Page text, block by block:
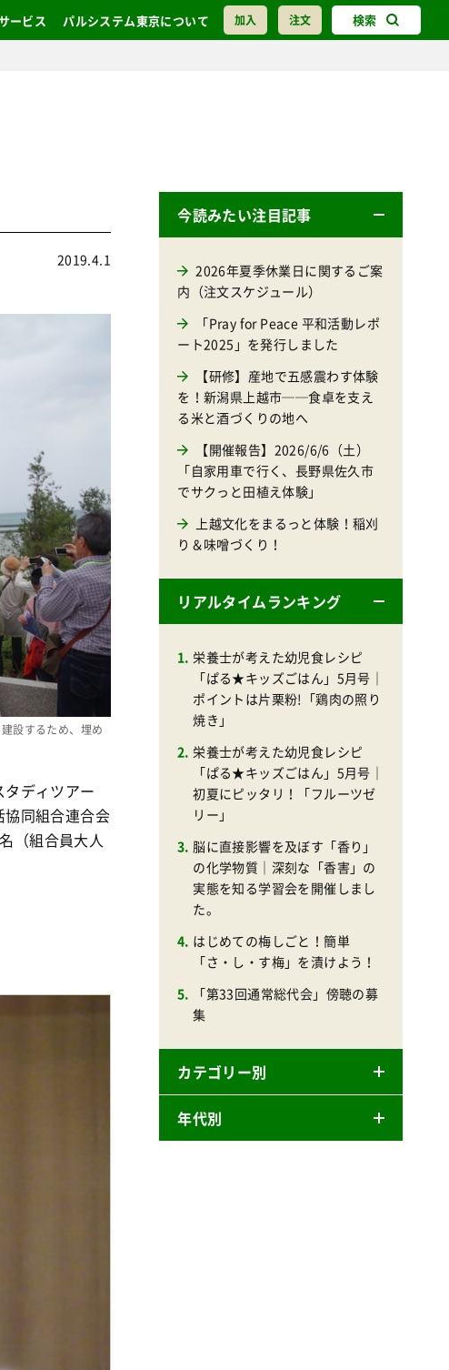
加入 注文 検索
ービス パルシステム東京について
2019.4.1
設するため、埋め
ディツアー
協同組合連合会
（組合員大人
今読みたい注目記事
2026年夏季休業日に関するご案
内（注文スケジュール）
「Pray for Peace 平和活動レポ
ート2025」を発行しました
【研修】産地で五感震わす体験
を！新潟県上越市──食卓を支え
る米と酒づくりの地へ
【開催報告】2026/6/6（土）
「自家用車で行く、長野県佐久市
でサクっと田植え体験」
上越文化をまるっと体験！稲刈
り＆味噌づくり！
リアルタイムランキング
栄養士が考えた幼児食レシピ
「ぱる★キッズごはん」5月号｜
ポイントは片栗粉!「鶏肉の照り
焼き」
栄養士が考えた幼児食レシピ
「ぱる★キッズごはん」5月号｜
初夏にピッタリ！「フルーツゼ
リー」
脳に直接影響を及ぼす「香り」
の化学物質｜深刻な「香害」の
実態を知る学習会を開催しまし
た。
はじめての梅しごと！簡単
「さ・し・す梅」を漬けよう！
「第33回通常総代会」傍聴の募
集
カテゴリー別
ニュースリリース
年代別